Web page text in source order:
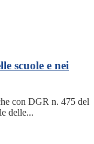
scuole e nei
con DGR n. 475 del
delle...